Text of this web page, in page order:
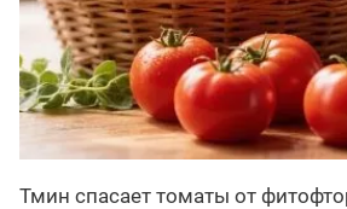
Тмин спасает томаты от